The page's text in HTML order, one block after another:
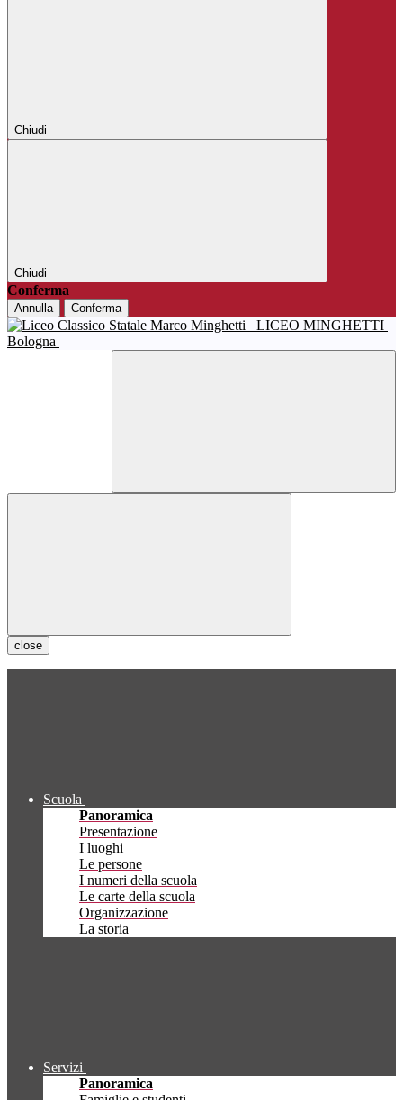
Chiudi
Chiudi
Conferma
Annulla Conferma
LICEO MINGHETTI
Bologna
close
Scuola
Panoramica
Presentazione
I luoghi
Le persone
I numeri della scuola
Le carte della scuola
Organizzazione
La storia
Servizi
Panoramica